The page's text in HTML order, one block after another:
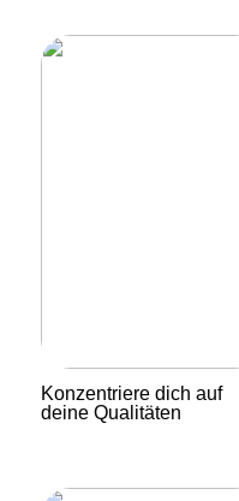
Konzentriere dich auf
deine Qualitäten